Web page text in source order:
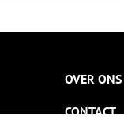
OVER ONS
CONTACT